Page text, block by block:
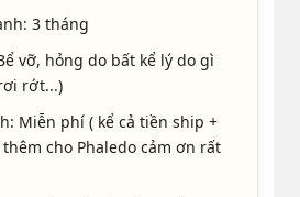
3 tháng
vỡ, hỏng do bất kể lý do gì
rớt...)
Miễn phí ( kể cả tiền ship +
cho Phaledo cảm ơn rất